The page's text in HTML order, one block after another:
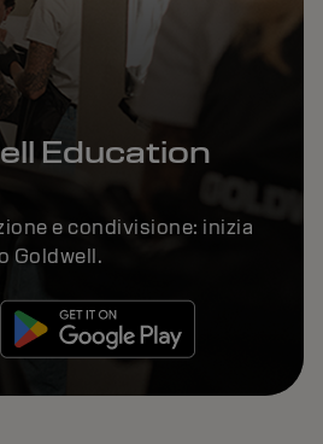
Education
e condivisione: inizia
Goldwell.